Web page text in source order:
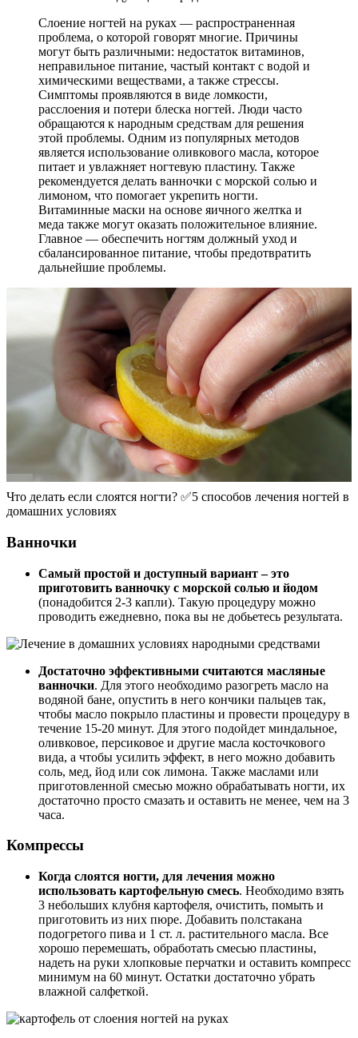
Слоение ногтей на руках — распространенная
проблема, о которой говорят многие. Причины
могут быть различными: недостаток витаминов,
неправильное питание, частый контакт с водой и
химическими веществами, а также стрессы.
Симптомы проявляются в виде ломкости,
расслоения и потери блеска ногтей. Люди часто
обращаются к народным средствам для решения
этой проблемы. Одним из популярных методов
является использование оливкового масла, которое
питает и увлажняет ногтевую пластину. Также
рекомендуется делать ванночки с морской солью и
лимоном, что помогает укрепить ногти.
Витаминные маски на основе яичного желтка и
меда также могут оказать положительное влияние.
Главное — обеспечить ногтям должный уход и
сбалансированное питание, чтобы предотвратить
дальнейшие проблемы.
Что делать если слоятся ногти? ✅5 способов лечения ногтей в
домашних условиях
Ванночки
Самый простой и доступный вариант – это
приготовить ванночку с морской солью и йодом
(понадобится 2-3 капли). Такую процедуру можно
проводить ежедневно, пока вы не добьетесь результата.
Достаточно эффективными считаются масляные
ванночки. Для этого необходимо разогреть масло на
водяной бане, опустить в него кончики пальцев так,
чтобы масло покрыло пластины и провести процедуру в
течение 15-20 минут. Для этого подойдет миндальное,
оливковое, персиковое и другие масла косточкового
вида, а чтобы усилить эффект, в него можно добавить
соль, мед, йод или сок лимона. Также маслами или
приготовленной смесью можно обрабатывать ногти, их
достаточно просто смазать и оставить не менее, чем на 3
часа.
Компрессы
Когда слоятся ногти, для лечения можно
использовать картофельную смесь. Необходимо взять
3 небольших клубня картофеля, очистить, помыть и
приготовить из них пюре. Добавить полстакана
подогретого пива и 1 ст. л. растительного масла. Все
хорошо перемешать, обработать смесью пластины,
надеть на руки хлопковые перчатки и оставить компресс
минимум на 60 минут. Остатки достаточно убрать
влажной салфеткой.